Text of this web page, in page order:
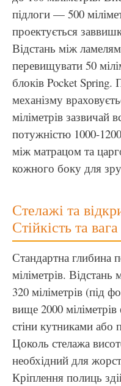
підлоги — 500
проектується
Відстань між
перевищувати 50
блоків Pocket
механізму
міліметрів зазвичай
потужністю 1000-
між матрацом та
кожного боку для
Стелажі та
Стійкість та вага
Стандартна глибина
міліметрів.
320 міліметрів (під
вище 2000
стіни кутниками
Цоколь стелажа
необхідний для
Кріплення полиць